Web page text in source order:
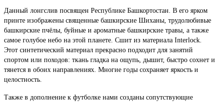
Данный лонгслив посвящен Республике Башкортостан. В его ярком
принте изображены священные башкирские Шиханы, трудолюбивые
башкирские пчёлы, буйные и ароматные башкирские травы, а также
самое голубое небо на этой планете. Сшит из материала Interlock.
Этот синтетический материал прекрасно подходит для занятий
спортом или походов: ткань гладка на ощупь, дышит, быстро сохнет и
тянется в обоих направлениях. Многие годы сохраняет яркость и
целостность.
Также в дополнение к футболке нами созданы сопутствующие